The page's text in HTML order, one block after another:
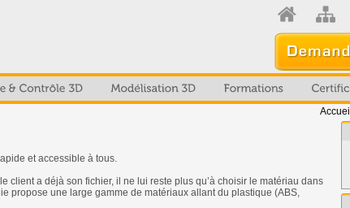
Accueil
et accessible à tous.
client a déjà son fichier, il ne lui reste plus qu’à choisir le matériau dans
propose une large gamme de matériaux allant du plastique (ABS,